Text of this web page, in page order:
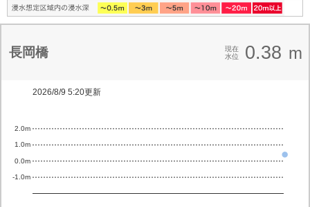
長岡橋
現在
水位
0.38 m
2026/8/9 5:20更新
-1.0m
0.0m
1.0m
2.0m